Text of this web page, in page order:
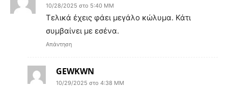
10/28/2025 στο 5:40 ΜΜ
Τελικά έχεις φάει μεγάλο κώλυμα. Κάτι
συμβαίνει με εσένα.
Απάντηση
GEWKWN
10/29/2025 στο 4:38 ΜΜ